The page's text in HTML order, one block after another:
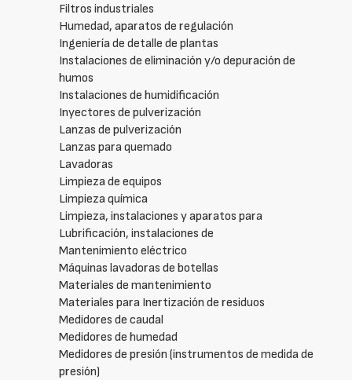
Filtros industriales
Humedad, aparatos de regulación
Ingeniería de detalle de plantas
Instalaciones de eliminación y/o depuración de
humos
Instalaciones de humidificación
Inyectores de pulverización
Lanzas de pulverización
Lanzas para quemado
Lavadoras
Limpieza de equipos
Limpieza química
Limpieza, instalaciones y aparatos para
Lubrificación, instalaciones de
Mantenimiento eléctrico
Máquinas lavadoras de botellas
Materiales de mantenimiento
Materiales para Inertización de residuos
Medidores de caudal
Medidores de humedad
Medidores de presión (instrumentos de medida de
presión)